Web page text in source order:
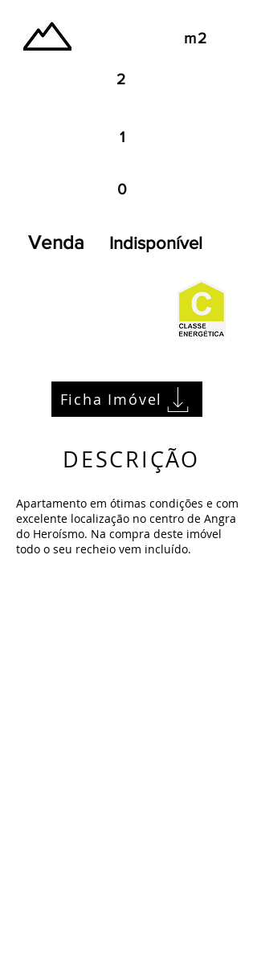
m2
2
1
0
Venda Indisponível
Ficha Imóvel
DESCRIÇÃO
Apartamento em ótimas condições e com
excelente localização no centro de Angra
do Heroísmo. Na compra deste imóvel
todo o seu recheio vem incluído.